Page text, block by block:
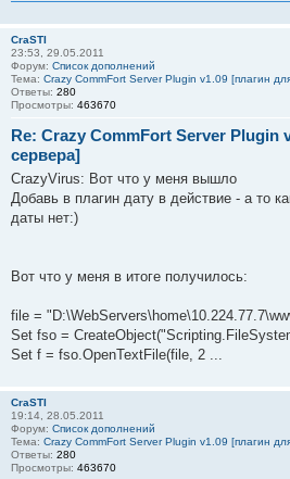
CraSTI
23:53, 29.05.2011
Форум: Список дополнений
Тема: Crazy CommFort Server Plugin v1.09 [плагин
Ответы: 280
Просмотры: 463670
Re: Crazy CommFort Server Plugin
сервера]
CrazyVirus: Вот что у меня вышло
Добавь в плагин дату в действие - а то
даты нет:)
Вот что у меня в итоге получилось:
file =
Set fso =
Set f = fso.OpenTextFile(file, 2 ...
CraSTI
19:14, 28.05.2011
Форум: Список дополнений
Тема: Crazy CommFort Server Plugin v1.09 [плагин
Ответы: 280
Просмотры: 463670